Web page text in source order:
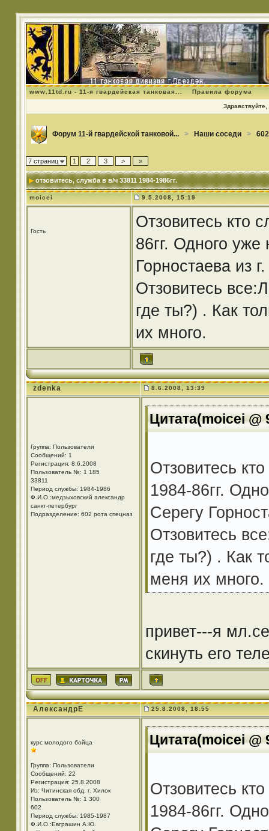
www.11td.ru - 11-я гвардейская танковая... Правила форума
Здравствуйте,
Форум 11-й гвардейской танковой... > Наши соседи >
7 страниц 1 2 3 > »
отзовитесь, служба в в/ч 33811 1984-1986гг.
moicei 9.5.2008, 15:19
Гость
Отзовитесь кто
86гг. Одного
Горностаева из
Отзовитесь
где ты?) . Как
их много.
zdenka 8.6.2008, 13:39
Группа: Пользователи
Сообщений: 1
Регистрация: 8.6.2008
Пользователь №: 1 185
33811
Период службы: 1984-1986
Ф.И.О.:медзыховский александр
санкт-петербург
Подразделение: 602 рота спецназ
Цитата(moicei @
Отзовитесь
1984-86гг.
Серегу
Отзовитесь
где ты?) . Как
меня их много.
привет---я
скинуть его
АлександрЕ 25.8.2008, 18:55
курс молодого бойца
Группа: Пользователи
Сообщений: 22
Регистрация: 25.8.2008
Из: Читинская обд. г. Хилок
Пользователь №: 1 300
602
Период службы: 1985-1987
Ф.И.О.:Евграшин А.Ю.
Цитата(moicei @
Отзовитесь
1984-86гг.